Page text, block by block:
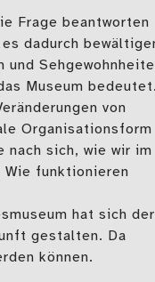
Frage beantworten
dadurch
und
Museum bedeutet.
von
Organisationsform
nach sich, wie wir im
Wie funktionieren
hat sich der
gestalten. Da
können.